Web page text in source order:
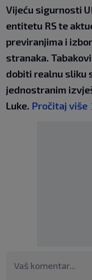
Vijeću sigurnosti
entitetu RS te
previranjima i
stranaka.
dobiti realnu sliku
jednostranim
Luke. Pročitaj više